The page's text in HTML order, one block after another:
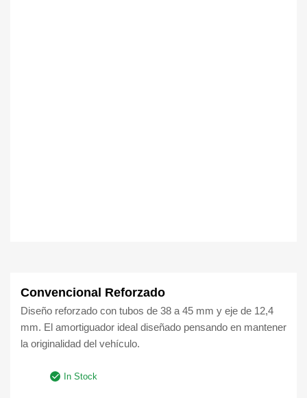
Convencional Reforzado
Diseño reforzado con tubos de 38 a 45 mm y eje de 12,4
mm. El amortiguador ideal diseñado pensando en mantener
la originalidad del vehículo.
In Stock